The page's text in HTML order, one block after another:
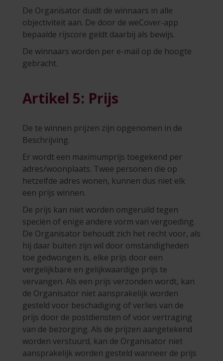
De Organisator duidt de winnaars in alle
objectiviteit aan. De door de weCover-app
bepaalde rijscore geldt daarbij als bewijs.
De winnaars worden per e-mail op de hoogte
gebracht.
Artikel 5: Prijs
De te winnen prijzen zijn opgenomen in de
Beschrijving.
Er wordt een maximumprijs toegekend per
adres/woonplaats. Twee personen die op
hetzelfde adres wonen, kunnen dus niet elk
een prijs winnen.
De prijs kan niet worden omgeruild tegen
speciën of enige andere vorm van vergoeding.
De Organisator behoudt zich het recht voor, als
hij daar buiten zijn wil door omstandigheden
toe gedwongen is, elke prijs door een
vergelijkbare en gelijkwaardige prijs te
vervangen. Als een prijs verzonden wordt, kan
de Organisator niet aansprakelijk worden
gesteld voor beschadiging of verlies van de
prijs door de postdiensten of voor vertraging
van de bezorging. Als de prijzen aangetekend
worden verstuurd, kan de Organisator niet
aansprakelijk worden gesteld wanneer de prijs